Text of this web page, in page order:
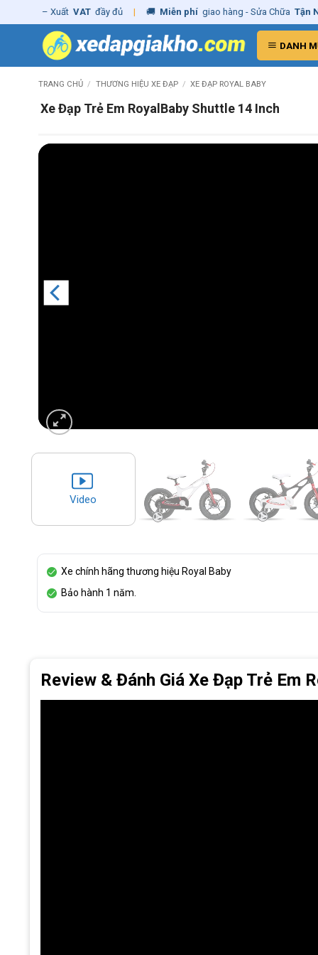
to
– Xuất VAT đầy đủ | 🚚 Miễn phí giao hàng - Sửa Chữa Tận Nhà
DANH
TRANG CHỦ / THƯƠNG HIỆU XE ĐẠP / XE ĐẠP ROYAL BABY
Xe Đạp Trẻ Em RoyalBaby Shuttle 14 Inch
Video
Xe chính hãng thương hiệu Royal Baby
Bảo hành 1 năm.
Review & Đánh Giá Xe Đạp Trẻ Em